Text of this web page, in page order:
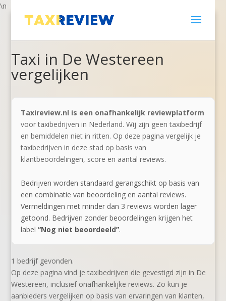
\n
Taxi in De Westereen
vergelijken
Taxireview.nl is een onafhankelijk reviewplatform
voor taxibedrijven in Nederland. Wij zijn geen taxibedrijf
en bemiddelen niet in ritten. Op deze pagina vergelijk je
taxibedrijven in deze stad op basis van
klantbeoordelingen, score en aantal reviews.
Bedrijven worden standaard gerangschikt op basis van
een combinatie van beoordeling en aantal reviews.
Vermeldingen met minder dan 3 reviews worden lager
getoond. Bedrijven zonder beoordelingen krijgen het
label“Nog niet beoordeeld”.
1 bedrijf gevonden.
Op deze pagina vind je taxibedrijven die gevestigd zijn in De
Westereen, inclusief onafhankelijke reviews. Zo kun je
aanbieders vergelijken op basis van ervaringen van klanten,